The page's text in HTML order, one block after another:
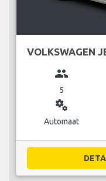
VOLKSWAGEN
group
5
miscellaneous_services
Automaat